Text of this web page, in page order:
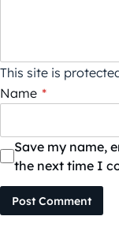
This site is
Name *
Save my name,
the next time I
Post Comment